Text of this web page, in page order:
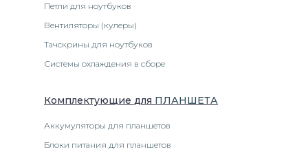
Петли для ноутбуков
Вентиляторы (кулеры)
Тачскрины для ноутбуков
Системы охлаждения в сборе
Комплектующие для ПЛАНШЕТА
Аккумуляторы для планшетов
Блоки питания для планшетов